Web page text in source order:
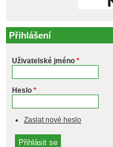
Přihlášení
Uživatelské jméno *
Heslo *
Zaslat nové heslo